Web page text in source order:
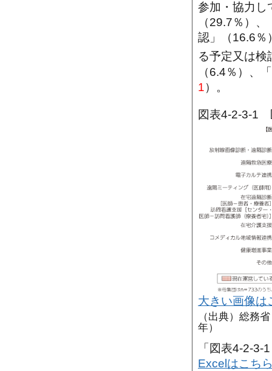
参加・協力し
（29.7％）
認」（16.6％
る予定又は検
（6.4％）、
1）。
図表4-2-3-1
大きい画像は
（出典）総務
年）
「図表4-2-
Excelはこち